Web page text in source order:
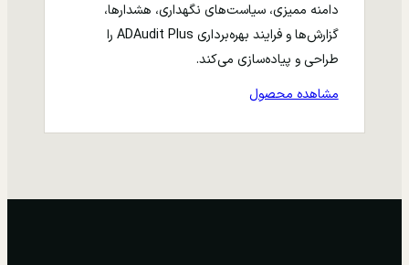
دامنه ممیزی، سیاست‌های نگهداری، هشدارها،
گزارش‌ها و فرایند بهره‌برداری ADAudit Plus را
طراحی و پیاده‌سازی می‌کند.
مشاهده محصول